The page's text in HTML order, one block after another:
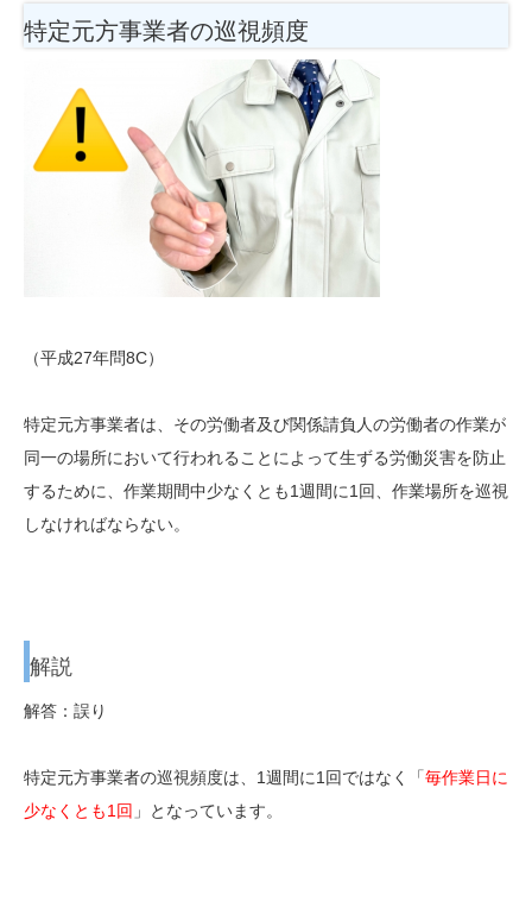
特定元方事業者の巡視頻度
（平成27年問8C）
特定元方事業者は、その労働者及び関係請負人の労働者の作業が
同一の場所において行われることによって生ずる労働災害を防止
するために、作業期間中少なくとも1週間に1回、作業場所を巡視
しなければならない。
解説
解答：誤り
特定元方事業者の巡視頻度は、1週間に1回ではなく「毎作業日に
少なくとも1回 」となっています。